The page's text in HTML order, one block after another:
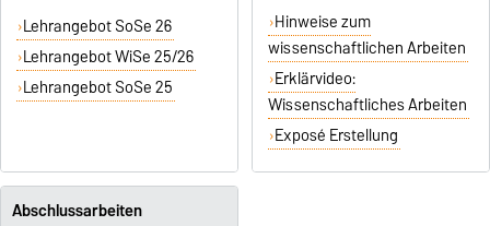
Lehrangebot SoSe 26
Lehrangebot WiSe 25/26
Lehrangebot SoSe 25
Hinweise zum
wissenschaftlichen Arbeiten
Erklärvideo:
Wissenschaftliches Arbeiten
Exposé Erstellung
Abschlussarbeiten